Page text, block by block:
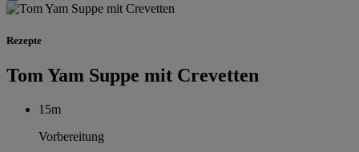
Rezepte
Tom Yam Suppe mit Crevetten
15m
Vorbereitung